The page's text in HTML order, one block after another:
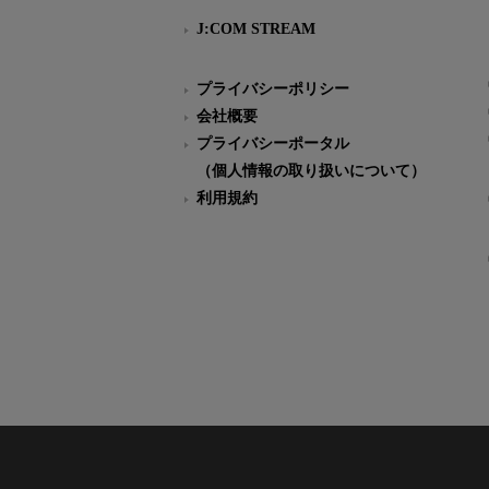
J:COM STREAM
プライバシーポリシー
会社概要
プライバシーポータル
（個人情報の取り扱いについて）
利用規約